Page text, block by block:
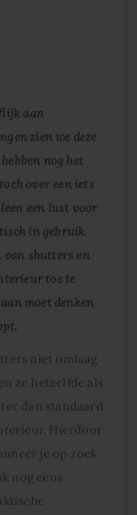
aan
zien we deze
nog het
over een iets
een lust voor
in gebruik.
van shutters en
toe te
moet denken
niet omlaag
ze hetzelfde als
dan standaard
Hierdoor
je op zoek
nog eens